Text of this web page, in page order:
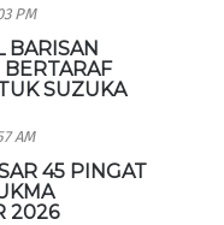
PM
BARISAN
SUZUKA
AM
45 PINGAT
2026